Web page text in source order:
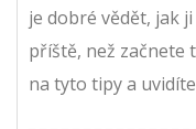
je dobré vědět, jak
příště, než začnete
na tyto tipy a